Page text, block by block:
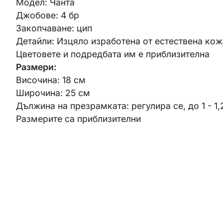
Модел: Чанта
Джобове: 4 бр
Закопчаване: цип
Детайли: Изцяло изработена от естествена
Цветовете и подредбата им е приблизителна
Размери:
Височина: 18 см
Широчина: 25 см
Дължина на презрамката: регулира се, до 1 -
Размерите са приблизителни